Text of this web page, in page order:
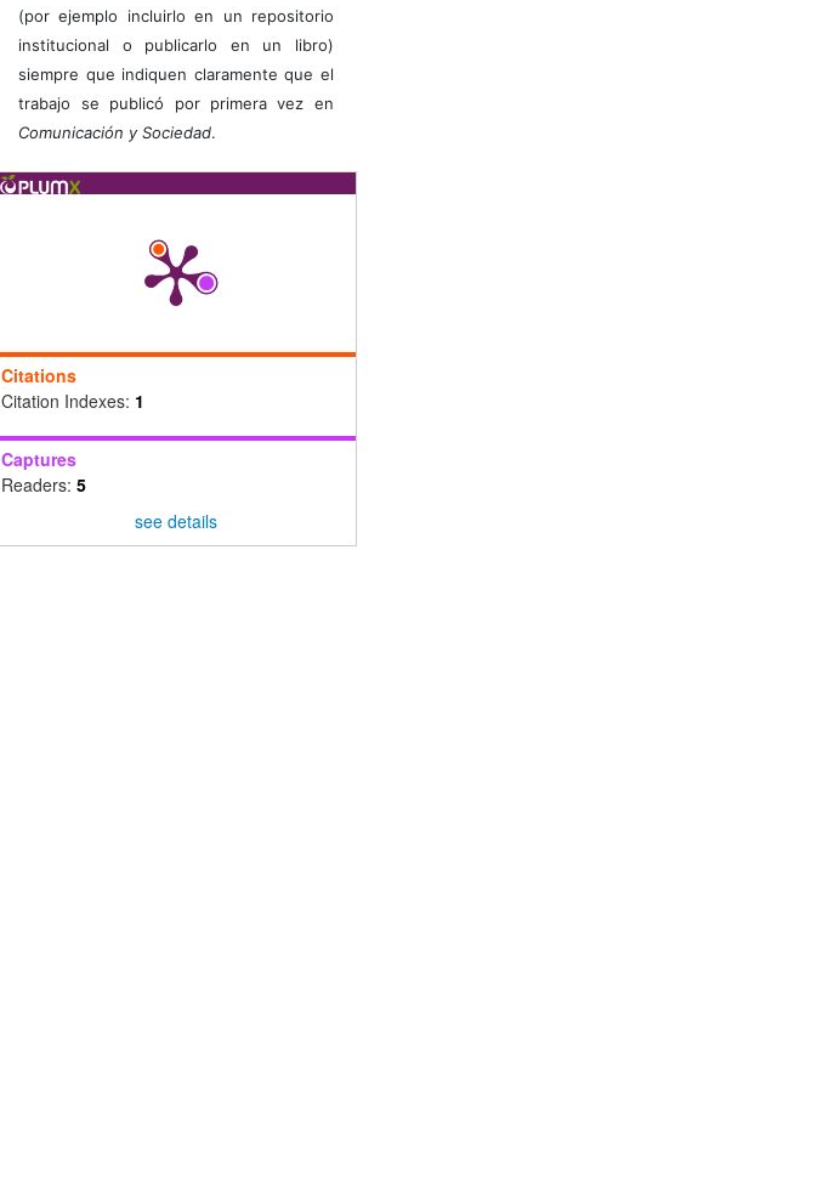
(por ejemplo incluirlo en un repositorio
institucional o publicarlo en un libro)
siempre que indiquen claramente que el
trabajo se publicó por primera vez en
Comunicación y Sociedad.
Citations
Citation Indexes: 1
Captures
Readers: 5
see details